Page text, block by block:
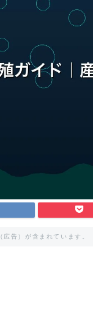
告）が含まれています。